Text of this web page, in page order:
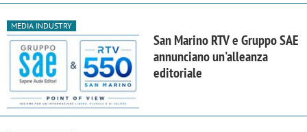
MEDIA INDUSTRY
San Marino RTV e Gruppo SAE
annunciano un'alleanza
editoriale